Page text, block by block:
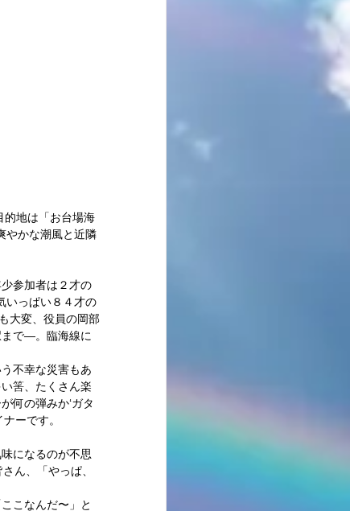
やかな潮風と近隣
参加者は２才の
いっぱい８４才の
大変、役員の岡部
まで―。臨海線に
不幸な災害もあ
筈、たくさん楽
何の弾みか‘ガタ
ーです。
になるのが不思
ん、「やっぱ、
こなんだ〜」と